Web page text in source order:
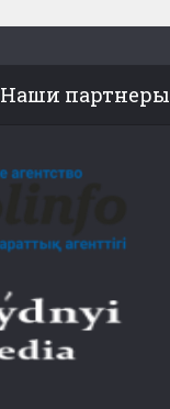
Наши партнеры